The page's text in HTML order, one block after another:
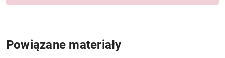
Powiązane materiały